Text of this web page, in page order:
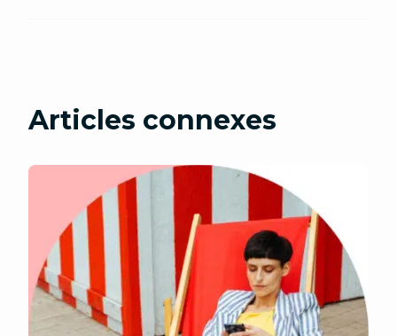
Articles connexes